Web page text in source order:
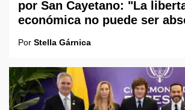
por San Cayetano: "La
económica no puede ser
Por Stella Gárnica